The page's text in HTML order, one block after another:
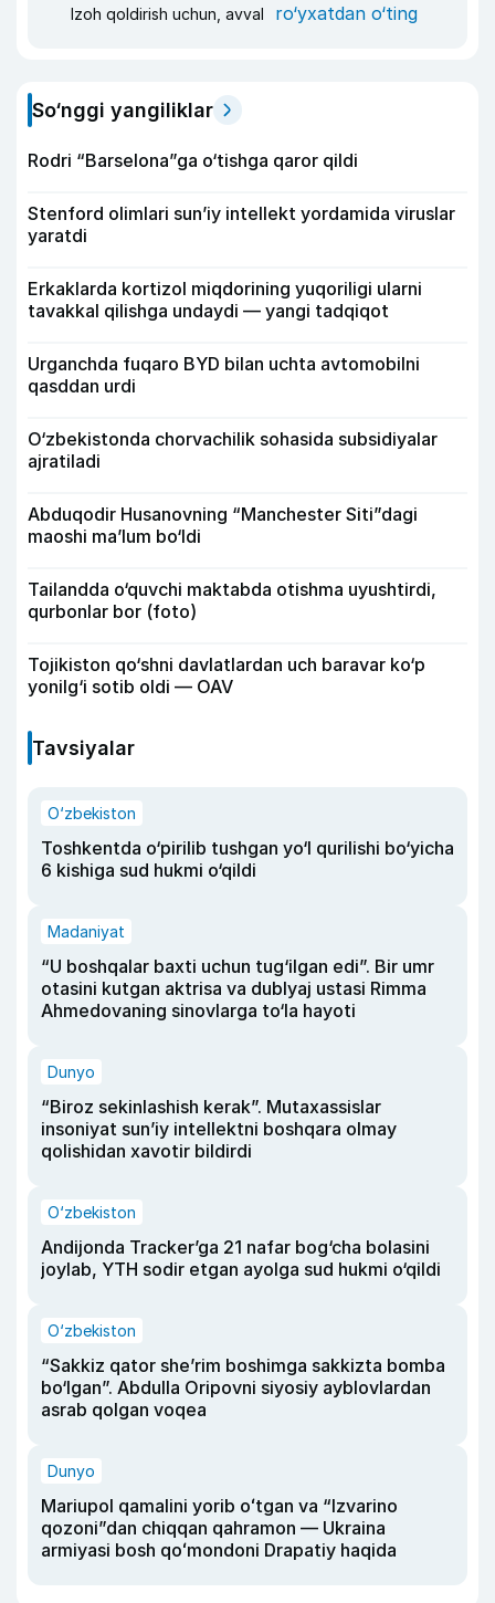
Izoh qoldirish uchun, avval ro‘yxatdan o‘ting
So‘nggi yangiliklar
Rodri “Barselona”ga o‘tishga qaror qildi
Stenford olimlari sun’iy intellekt yordamida viruslar
yaratdi
Erkaklarda kortizol miqdorining yuqoriligi ularni
tavakkal qilishga undaydi — yangi tadqiqot
Urganchda fuqaro BYD bilan uchta avtomobilni
qasddan urdi
O‘zbekistonda chorvachilik sohasida subsidiyalar
ajratiladi
Abduqodir Husanovning “Manchester Siti”dagi
maoshi ma’lum bo‘ldi
Tailandda o‘quvchi maktabda otishma uyushtirdi,
qurbonlar bor (foto)
Tojikiston qo‘shni davlatlardan uch baravar ko‘p
yonilg‘i sotib oldi — OAV
Tavsiyalar
O‘zbekiston
Toshkentda o‘pirilib tushgan yo‘l qurilishi bo‘yicha
6 kishiga sud hukmi o‘qildi
Madaniyat
“U boshqalar baxti uchun tug‘ilgan edi”. Bir umr
otasini kutgan aktrisa va dublyaj ustasi Rimma
Ahmedovaning sinovlarga to‘la hayoti
Dunyo
“Biroz sekinlashish kerak”. Mutaxassislar
insoniyat sun’iy intellektni boshqara olmay
qolishidan xavotir bildirdi
O‘zbekiston
Andijonda Tracker’ga 21 nafar bog‘cha bolasini
joylab, YTH sodir etgan ayolga sud hukmi o‘qildi
O‘zbekiston
“Sakkiz qator she’rim boshimga sakkizta bomba
bo‘lgan”. Abdulla Oripovni siyosiy ayblovlardan
asrab qolgan voqea
Dunyo
Mariupol qamalini yorib oʻtgan va “Izvarino
qozoni”dan chiqqan qahramon — Ukraina
armiyasi bosh qoʻmondoni Drapatiy haqida